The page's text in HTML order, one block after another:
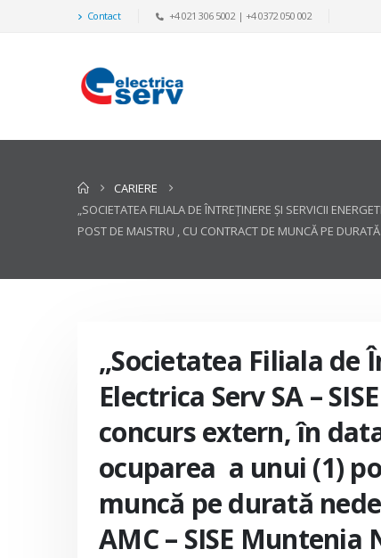
Contact +4 021 306 5002 | +4 0372 050 002
CARIERE
„SOCIETATEA FILIALA DE ÎNTREŢINERE ŞI SERVICII
POST DE MAISTRU , CU CONTRACT DE MUNCĂ PE
„Societatea Filiala de
Electrica Serv SA –
concurs extern, în
ocuparea a unui (1)
muncă pe durată
AMC – SISE Muntenia